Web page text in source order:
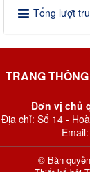
Tổng lượt
TRANG
Đơn vị chủ
Địa chỉ: Số 14 -
© Bản